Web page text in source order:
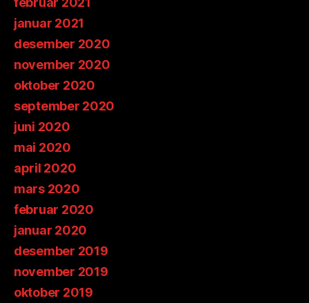
januar 2021
desember 2020
november 2020
oktober 2020
september 2020
juni 2020
mai 2020
april 2020
mars 2020
februar 2020
januar 2020
desember 2019
november 2019
oktober 2019